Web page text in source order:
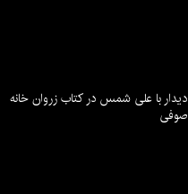
دیدار با علی شمس در کتاب زروان خانه
صوفی